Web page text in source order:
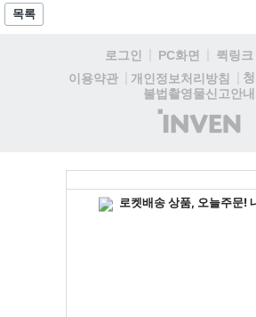
유저 피드백을 적극 수용해 지속적인 업
목록
로그인 PC화면 퀵링크
이용약관
개인정보처리방침
불법촬영물신고안내
(주)
인